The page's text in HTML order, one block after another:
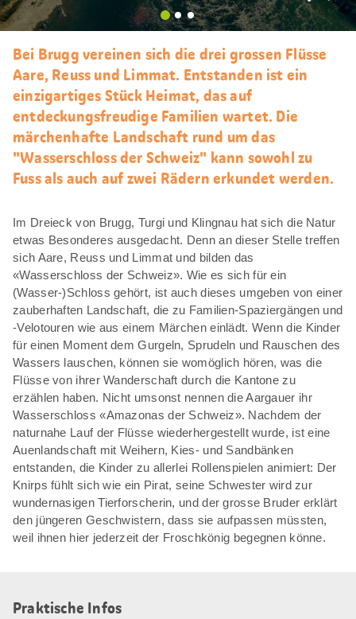
Als
Bei Brugg vereinen sich die drei grossen Flüsse
Aare, Reuss und Limmat. Entstanden ist ein
einzigartiges Stück Heimat, das auf
entdeckungsfreudige Familien wartet. Die
märchenhafte Landschaft rund um das
"Wasserschloss der Schweiz" kann sowohl zu
Fuss als auch auf zwei Rädern erkundet werden.
Im Dreieck von Brugg, Turgi und Klingnau hat sich die Natur
etwas Besonderes ausgedacht. Denn an dieser Stelle treffen
sich Aare, Reuss und Limmat und bilden das
«Wasserschloss der Schweiz». Wie es sich für ein
(Wasser-)Schloss gehört, ist auch dieses umgeben von einer
zauberhaften Landschaft, die zu Familien-Spaziergängen und
-Velotouren wie aus einem Märchen einlädt. Wenn die Kinder
für einen Moment dem Gurgeln, Sprudeln und Rauschen des
Wassers lauschen, können sie womöglich hören, was die
Flüsse von ihrer Wanderschaft durch die Kantone zu
erzählen haben. Nicht umsonst nennen die Aargauer ihr
Wasserschloss «Amazonas der Schweiz». Nachdem der
naturnahe Lauf der Flüsse wiederhergestellt wurde, ist eine
Auenlandschaft mit Weihern, Kies- und Sandbänken
entstanden, die Kinder zu allerlei Rollenspielen animiert: Der
Knirps fühlt sich wie ein Pirat, seine Schwester wird zur
wundernasigen Tierforscherin, und der grosse Bruder erklärt
den jüngeren Geschwistern, dass sie aufpassen müssten,
weil ihnen hier jederzeit der Froschkönig begegnen könne.
Praktische Infos